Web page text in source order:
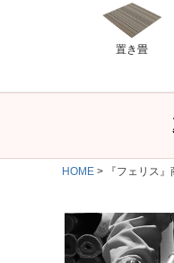
置き畳
HOME 『フェリス